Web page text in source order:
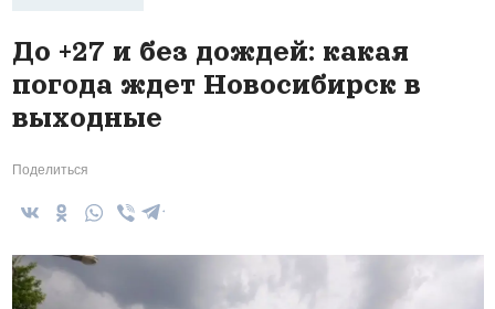
До +27 и без дождей: какая
погода ждет Новосибирск в
выходные
Поделиться